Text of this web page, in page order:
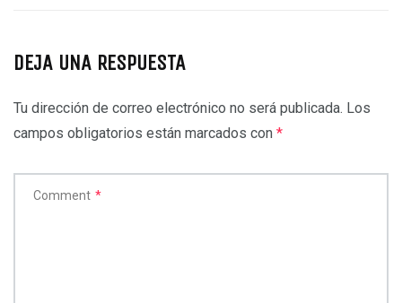
DEJA UNA RESPUESTA
Tu dirección de correo electrónico no será publicada. Los
campos obligatorios están marcados con *
Comment *